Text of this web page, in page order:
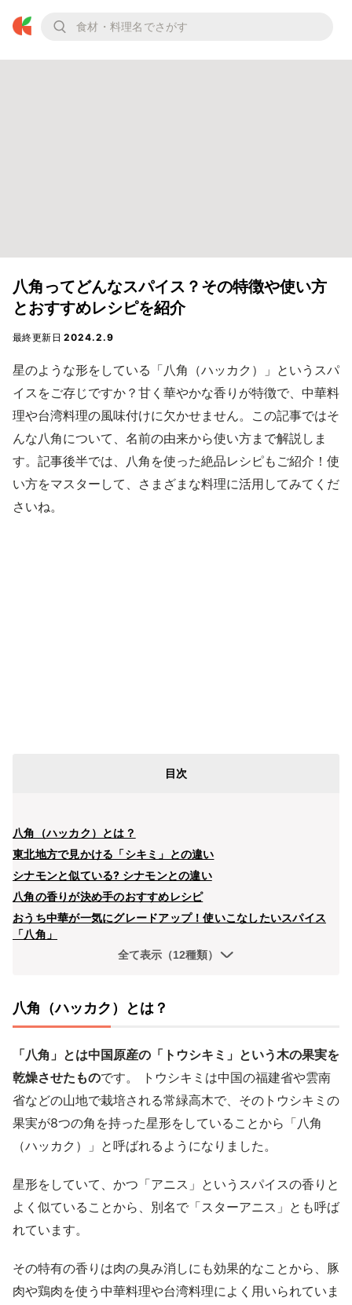
八角ってどんなスパイス？その特徴や使い方
とおすすめレシピを紹介
最終更新日2024.2.9
星のような形をしている「八角（ハッカク）」というスパ
イスをご存じですか？甘く華やかな香りが特徴で、中華料
理や台湾料理の風味付けに欠かせません。この記事ではそ
んな八角について、名前の由来から使い方まで解説しま
す。記事後半では、八角を使った絶品レシピもご紹介！使
い方をマスターして、さまざまな料理に活用してみてくだ
さいね。
目次
八角（ハッカク）とは？
東北地方で見かける「シキミ」との違い
シナモンと似ている? シナモンとの違い
八角の香りが決め手のおすすめレシピ
おうち中華が一気にグレードアップ！使いこなしたいスパイス
「八角」
全て表示（12種類）
八角（ハッカク）とは？
「八角」とは中国原産の「トウシキミ」という木の果実を
乾燥させたものです。 トウシキミは中国の福建省や雲南
省などの山地で栽培される常緑高木で、そのトウシキミの
果実が8つの角を持った星形をしていることから「八角
（ハッカク）」と呼ばれるようになりました。
星形をしていて、かつ「アニス」というスパイスの香りと
よく似ていることから、別名で「スターアニス」とも呼ば
れています。
その特有の香りは肉の臭み消しにも効果的なことから、豚
肉や鶏肉を使う中華料理や台湾料理によく用いられていま